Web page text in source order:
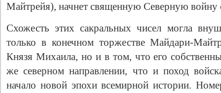
Майтрейя), начнет священную Северную войну
Схожесть этих сакральных чисел могла
только в конечном торжестве Майдари-
Князя Михаила, но и в том, что его
же северном направлении, что и поход
начало новой эпохи всемирной истории.